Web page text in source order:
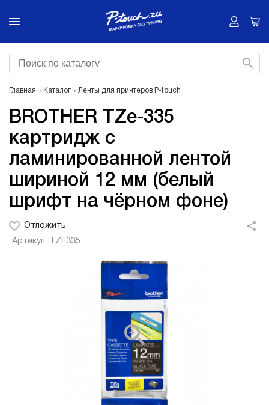
Главная Каталог Ленты для принтеров P-touch
BROTHER TZe-335
картридж с
ламинированной лентой
шириной 12 мм (белый
шрифт на чёрном фоне)
Отложить
Артикул: TZE335